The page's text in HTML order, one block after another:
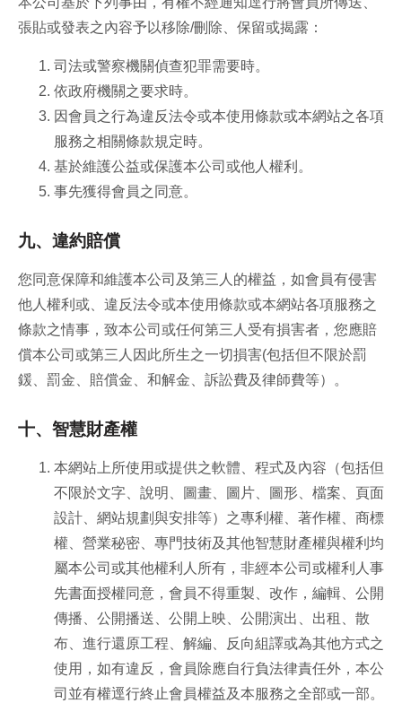
張貼或發表之內容予以移除/刪除、保留或揭露：
司法或警察機關偵查犯罪需要時。
依政府機關之要求時。
因會員之行為違反法令或本使用條款或本網站之各項
服務之相關條款規定時。
基於維護公益或保護本公司或他人權利。
事先獲得會員之同意。
九、違約賠償
您同意保障和維護本公司及第三人的權益，如會員有侵害
他人權利或、違反法令或本使用條款或本網站各項服務之
條款之情事，致本公司或任何第三人受有損害者，您應賠
償本公司或第三人因此所生之一切損害(包括但不限於罰
鍰、罰金、賠償金、和解金、訴訟費及律師費等）。
十、智慧財產權
本網站上所使用或提供之軟體、程式及內容（包括但
不限於文字、說明、圖畫、圖片、圖形、檔案、頁面
設計、網站規劃與安排等）之專利權、著作權、商標
權、營業秘密、專門技術及其他智慧財產權與權利均
屬本公司或其他權利人所有，非經本公司或權利人事
先書面授權同意，會員不得重製、改作，編輯、公開
傳播、公開播送、公開上映、公開演出、出租、散
布、進行還原工程、解編、反向組譯或為其他方式之
使用，如有違反，會員除應自行負法律責任外，本公
司並有權逕行終止會員權益及本服務之全部或一部。